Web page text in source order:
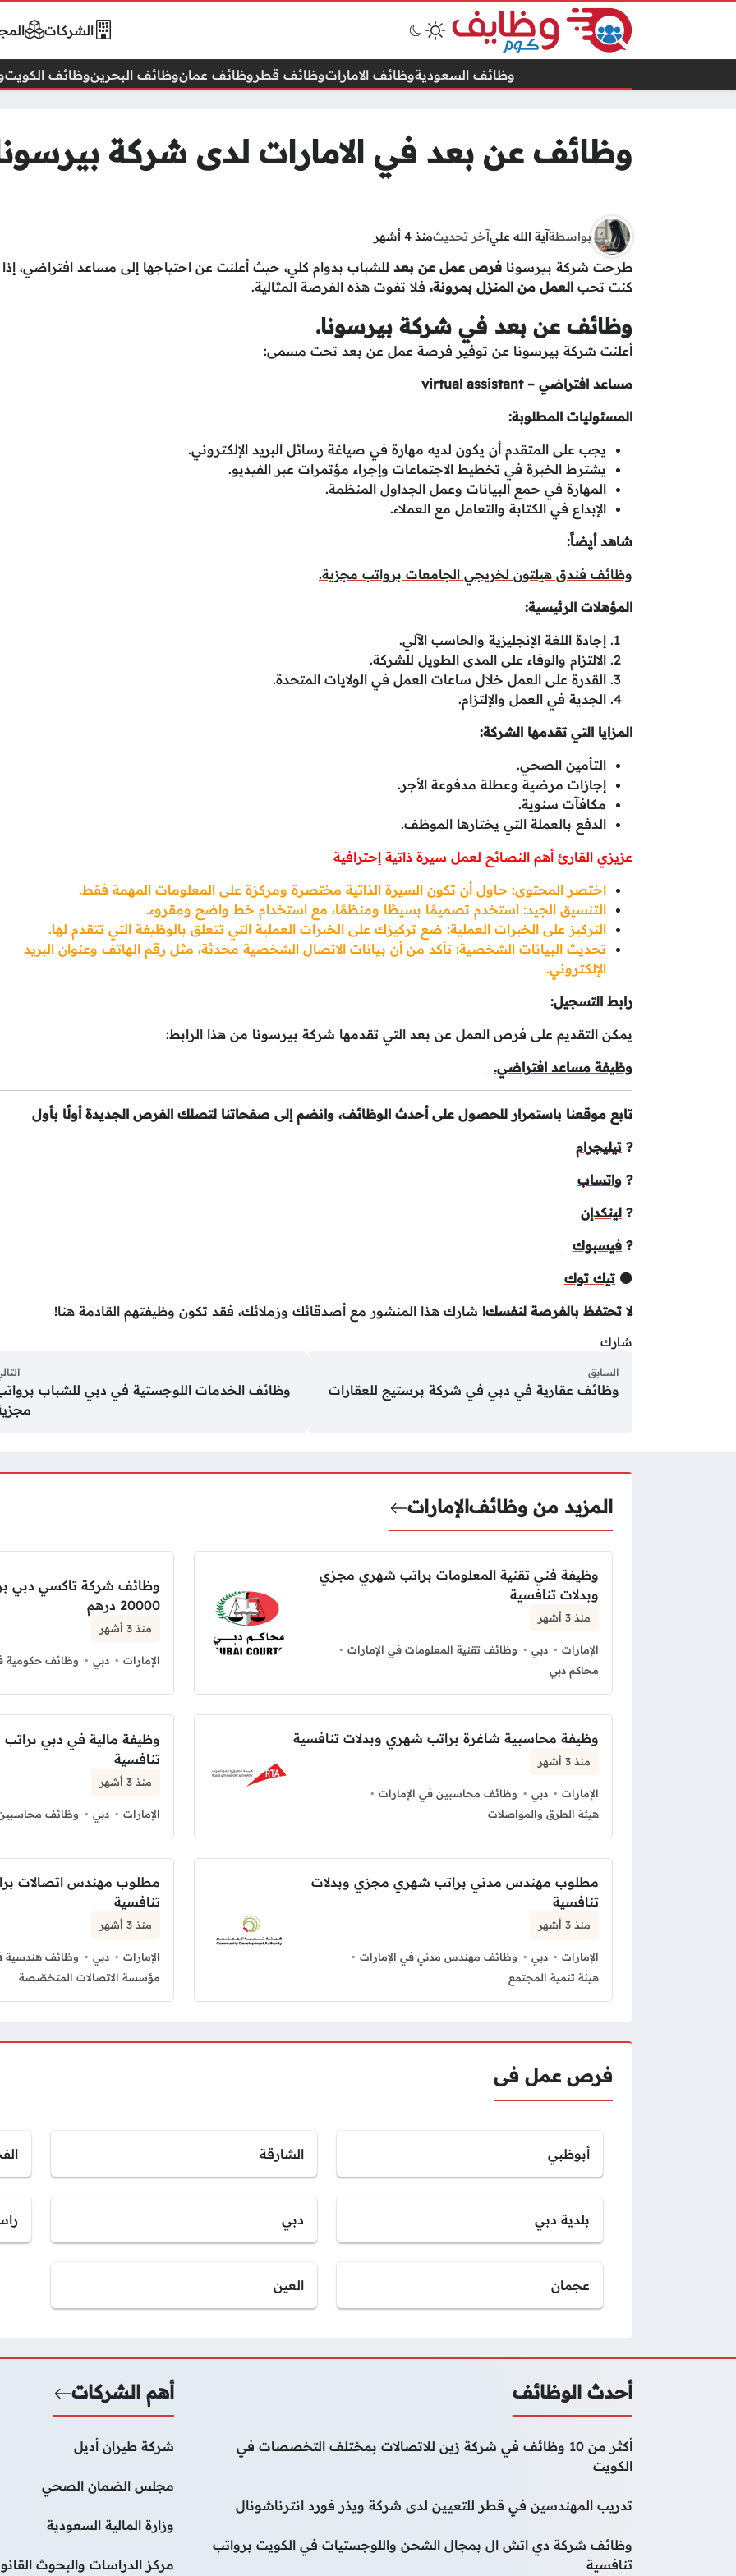
الشركات
وظائف السعوديةوظائف الاماراتوظائف قطروظائف عمانوظائف البحرينوظائف الكويت
وظائف عن بعد في الامارات لدى شركة
بواسطةآية الله عليآخر تحديثمنذ 4 أشهر
طرحت شركة بيرسونا فرص عمل عن بعد للشباب بدوام كلي، حيث أعلنت عن احتياجها إلى مساعد افتراضي، إذا
كنت تحب العمل من المنزل بمرونة، فلا تفوت هذه الفرصة المثالية.
وظائف عن بعد في شركة بيرسونا.
أعلنت شركة بيرسونا عن توفير فرصة عمل عن بعد تحت مسمى:
مساعد افتراضي – virtual assistant
المسئوليات المطلوبة:
يجب على المتقدم أن يكون لديه مهارة في صياغة رسائل البريد الإلكتروني.
يشترط الخبرة في تخطيط الاجتماعات وإجراء مؤتمرات عبر الفيديو.
المهارة في حمع البيانات وعمل الجداول المنظمة.
الإبداع في الكتابة والتعامل مع العملاء.
شاهد أيضاً:
وظائف فندق هيلتون لخريجي الجامعات برواتب مجزية.
المؤهلات الرئيسية:
إجادة اللغة الإنجليزية والحاسب الآلي.
الالتزام والوفاء على المدى الطويل للشركة.
القدرة على العمل خلال ساعات العمل في الولايات المتحدة.
الجدية في العمل والإلتزام.
المزايا التي تقدمها الشركة:
التأمين الصحي.
إجازات مرضية وعطلة مدفوعة الأجر.
مكافآت سنوية.
الدفع بالعملة التي يختارها الموظف.
عزيزي القارئ أهم النصائح لعمل سيرة ذاتية إحترافية
اختصر المحتوى: حاول أن تكون السيرة الذاتية مختصرة ومركزة على المعلومات المهمة فقط.
التنسيق الجيد: استخدم تصميمًا بسيطًا ومنظمًا، مع استخدام خط واضح ومقروء.
التركيز على الخبرات العملية: ضع تركيزك على الخبرات العملية التي تتعلق بالوظيفة التي تتقدم لها.
تحديث البيانات الشخصية: تأكد من أن بيانات الاتصال الشخصية محدثة، مثل رقم الهاتف وعنوان البريد
الإلكتروني.
رابط التسجيل:
يمكن التقديم على فرص العمل عن بعد التي تقدمها شركة بيرسونا من هذا الرابط:
وظيفة مساعد افتراضي.
تابع موقعنا باستمرار للحصول على أحدث الوظائف، وانضم إلى صفحاتنا لتصلك الفرص الجديدة أولًا بأول
? تيليجرام
? واتساب
? لينكدإن
? فيسبوك
⚫ تيك توك
لا تحتفظ بالفرصة لنفسك! شارك هذا المنشور مع أصدقائك وزملائك، فقد تكون وظيفتهم القادمة هنا!
شارك
السابق
وظائف عقارية في دبي في شركة برستيج للعقارات
وظائف الخدمات اللوجستية في دبي للشباب
المزيد من وظائفالإمارات
وظيفة فني تقنية المعلومات براتب شهري مجزي
وبدلات تنافسية
منذ 3 أشهر
الإمارات دبي
وظائف تقنية المعلومات في الإمارات
محاكم دبي
وظائف شركة تاكسي دبي
20000 درهم
منذ 3 أشهر
الإمارات دبي وظائف حكومية
وظيفة محاسبية شاغرة براتب شهري وبدلات تنافسية
منذ 3 أشهر
الإمارات دبي
وظائف محاسبين في الإمارات
هيئة الطرق والمواصلات
وظيفة مالية في دبي
تنافسية
منذ 3 أشهر
الإمارات دبي وظائف محاسبين
مطلوب مهندس مدني براتب شهري مجزي وبدلات
تنافسية
منذ 3 أشهر
الإمارات دبي
وظائف مهندس مدني في الإمارات
هيئة تنمية المجتمع
مطلوب مهندس اتصالات
تنافسية
منذ 3 أشهر
الإمارات دبي
وظائف هندسية
مؤسسة الاتصالات المتخصّصة
فرص عمل فى
أبوظبي الشارقة
بلدية دبي دبي
عجمان العين
أحدث الوظائف
أكثر من 10 وظائف في شركة زين للاتصالات بمختلف التخصصات في
الكويت
تدريب المهندسين في قطر للتعيين لدى شركة ويذر فورد انترناشونال
وظائف شركة دي اتش ال بمجال الشحن واللوجستيات في الكويت برواتب
تنافسية
أهم الشركات
شركة طيران أديل
مجلس الضمان الصحي
وزارة المالية السعودية
مركز الدراسات والبحوث